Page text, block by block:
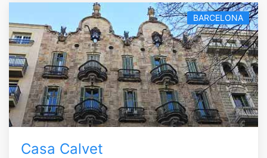
BARCELONA
Casa Calvet